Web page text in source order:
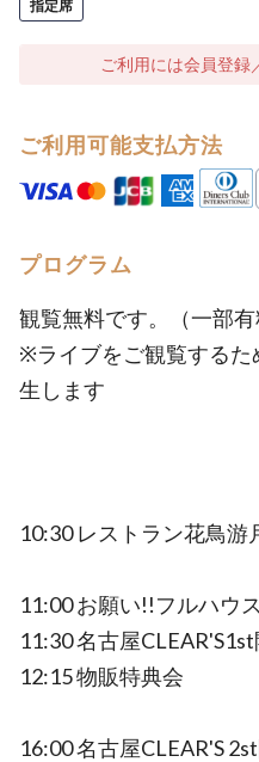
指定席
ご利用には会員登録
ご利用可能支払方法
プログラム
観覧無料です。（一部有
※ライブをご観覧するた
生します
10:30 レストラン花鳥游
11:00 お願い!!フルハウ
11:30 名古屋
12:15 物販特典会
16:00 名古屋CLEAR'S